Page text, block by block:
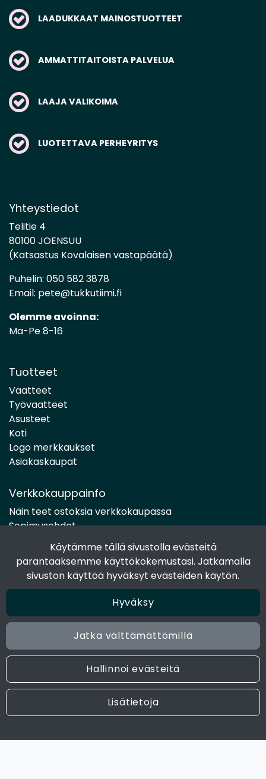
Käytämme tällä sivustolla evästeitä
parantaaksemme käyttökokemustasi. Jatkamalla
sivuston käyttöä hyväksyt evästeiden käytön.
Hyväksy
Jatka välttämättömillä
Hallinnoi evästeitä
Lisätietoja
LAADUKKAAT MAINOSTUOTTEET
AMMATTITAITOISTA PALVELUA
LAAJA VALIKOIMA
LUOTETTAVA PERHEYRITYS
Yhteystiedot
Telitie 4
80100 JOENSUU
(Katsastus Kovalaisen vastapäätä)
Puhelin: 050 582 3878
Email: pete@tukkutiimi.fi
Olemme avoinna:
Ma-Pe 8-16
Tuotteet
Vaatteet
Työvaatteet
Asusteet
Koti
Logo merkkaukset
Asiakaskaupat
Verkkokauppainfo
Näin teet ostoksia verkkokaupassa
Sopimusehdot
Maksutavat
Tietosuojaseloste
Seuraa sosiaalisessa mediassa
Facebook
Instagram
© 2024 Joen Tukkutiimi. All rights reserved. Site by